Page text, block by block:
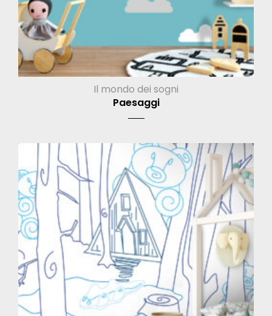
Il mondo dei sogni
Paesaggi